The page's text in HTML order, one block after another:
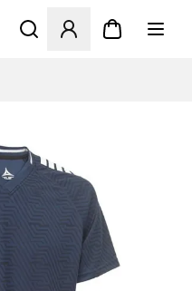
Åbner en Modal til at